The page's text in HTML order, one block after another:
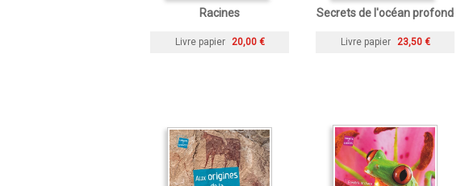
Racines
Livre papier 20,00 €
Secrets de l'océan profond
Livre papier 23,50 €